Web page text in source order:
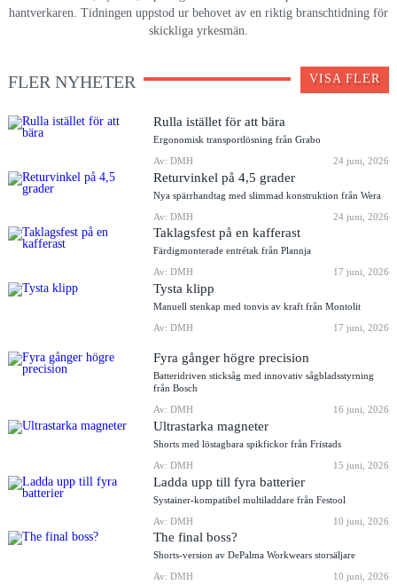
hantverkaren. Tidningen uppstod ur behovet av en riktig branschtidning för
skickliga yrkesmän.
FLER NYHETER VISA FLER
Rulla istället för att bära
Ergonomisk transportlösning från Grabo
Av: DMH
24 juni, 2026
Returvinkel på 4,5 grader
Nya spärrhandtag med slimmad konstruktion från Wera
Av: DMH
24 juni, 2026
Taklagsfest på en kafferast
Färdigmonterade entrétak från Plannja
Av: DMH
17 juni, 2026
Tysta klipp
Manuell stenkap med tonvis av kraft från Montolit
Av: DMH
17 juni, 2026
Fyra gånger högre precision
Batteridriven sticksåg med innovativ sågbladsstyrning
från Bosch
Av: DMH
16 juni, 2026
Ultrastarka magneter
Shorts med löstagbara spikfickor från Fristads
Av: DMH
15 juni, 2026
Ladda upp till fyra batterier
Systainer-kompatibel multiladdare från Festool
Av: DMH
10 juni, 2026
The final boss?
Shorts-version av DePalma Workwears storsäljare
Av: DMH
10 juni, 2026